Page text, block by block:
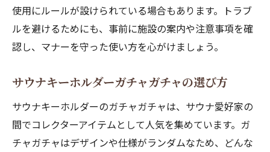
使用にルールが設けられている場合もあります。トラブ
ルを避けるためにも、事前に施設の案内や注意事項を確
認し、マナーを守った使い方を心がけましょう。
サウナキーホルダーガチャガチャの選び方
サウナキーホルダーのガチャガチャは、サウナ愛好家の
間でコレクターアイテムとして人気を集めています。ガ
チャガチャはデザインや仕様がランダムなため、どんな